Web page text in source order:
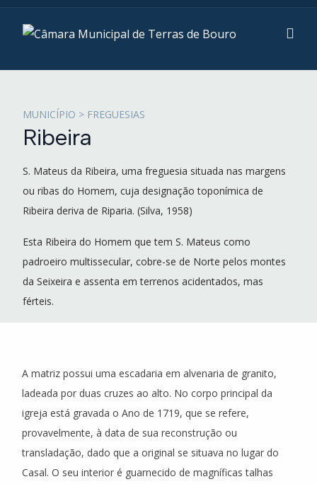
MUNICÍPIO > FREGUESIAS
Ribeira
S. Mateus da Ribeira, uma freguesia situada nas margens
ou ribas do Homem, cuja designação toponímica de
Ribeira deriva de Riparia. (Silva, 1958)
Esta Ribeira do Homem que tem S. Mateus como
padroeiro multissecular, cobre-se de Norte pelos montes
da Seixeira e assenta em terrenos acidentados, mas
férteis.
A matriz possui uma escadaria em alvenaria de granito,
ladeada por duas cruzes ao alto. No corpo principal da
igreja está gravada o Ano de 1719, que se refere,
provavelmente, à data de sua reconstrução ou
transladação, dado que a original se situava no lugar do
Casal. O seu interior é guarnecido de magníficas talhas